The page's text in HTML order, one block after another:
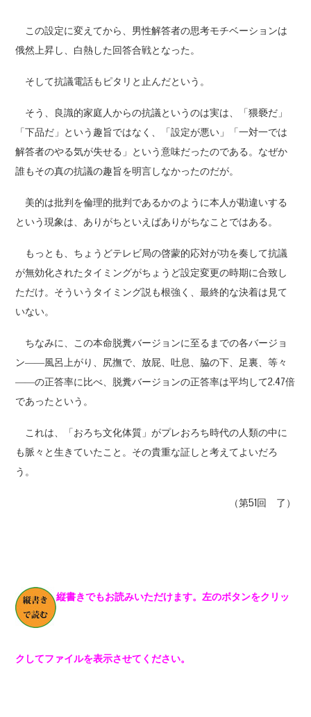
この設定に変えてから、男性解答者の思考モチベーションは
俄然上昇し、白熱した回答合戦となった。
そして抗議電話もピタリと止んだという。
そう、良識的家庭人からの抗議というのは実は、「猥褻だ」
「下品だ」という趣旨ではなく、「設定が悪い」「一対一では
解答者のやる気が失せる」という意味だったのである。なぜか
誰もその真の抗議の趣旨を明言しなかったのだが。
美的は批判を倫理的批判であるかのように本人が勘違いする
という現象は、ありがちといえばありがちなことではある。
もっとも、ちょうどテレビ局の啓蒙的応対が功を奏して抗議
が無効化されたタイミングがちょうど設定変更の時期に合致し
ただけ。そういうタイミング説も根強く、最終的な決着は見て
いない。
ちなみに、この本命脱糞バージョンに至るまでの各バージョ
ン――風呂上がり、尻撫で、放屁、吐息、脇の下、足裏、等々
――の正答率に比べ、脱糞バージョンの正答率は平均して2.47倍
であったという。
これは、「おろち文化体質」がプレおろち時代の人類の中に
も脈々と生きていたこと。その貴重な証しと考えてよいだろ
う。
（第51回 了）
縦書きでもお読みいただけます。左のボタンをクリッ
クしてファイルを表示させてください。